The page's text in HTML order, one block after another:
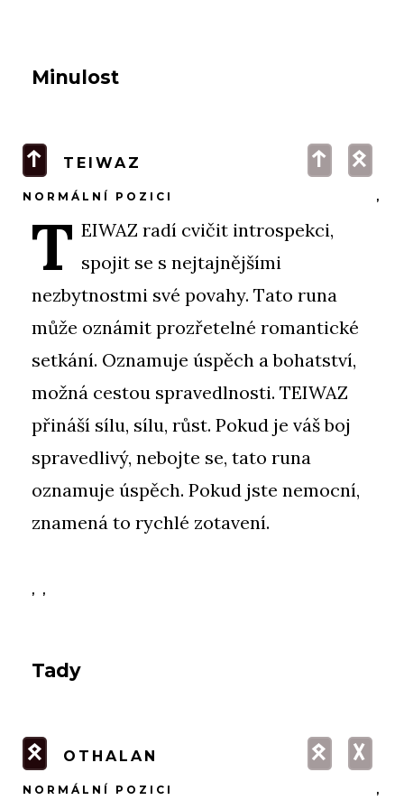
Minulost
t TEIWAZ
NORMÁLNÍ POZICI
t O
,
T EIWAZ radí cvičit introspekci,
spojit se s nejtajnějšími
nezbytnostmi své povahy. Tato runa
může oznámit prozřetelné romantické
setkání. Oznamuje úspěch a bohatství,
možná cestou spravedlnosti. TEIWAZ
přináší sílu, sílu, růst. Pokud je váš boj
spravedlivý, nebojte se, tato runa
oznamuje úspěch. Pokud jste nemocní,
znamená to rychlé zotavení.
, ,
Tady
O OTHALAN
NORMÁLNÍ POZICI
O G
,